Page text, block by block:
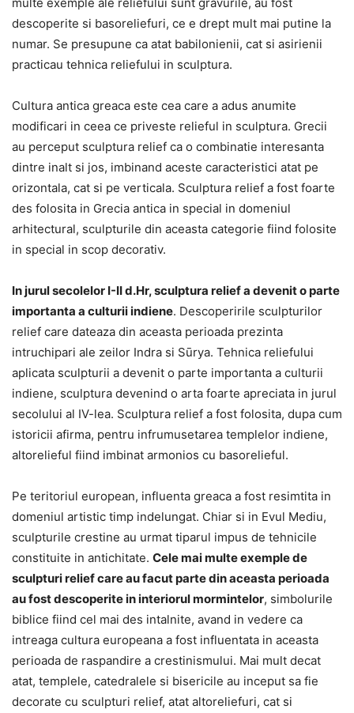
descoperite si basoreliefuri, ce e drept mult mai putine la
numar. Se presupune ca atat babilonienii, cat si asirienii
practicau tehnica reliefului in sculptura.
Cultura antica greaca este cea care a adus anumite
modificari in ceea ce priveste relieful in sculptura. Grecii
au perceput sculptura relief ca o combinatie interesanta
dintre inalt si jos, imbinand aceste caracteristici atat pe
orizontala, cat si pe verticala. Sculptura relief a fost foarte
des folosita in Grecia antica in special in domeniul
arhitectural, sculpturile din aceasta categorie fiind folosite
in special in scop decorativ.
In jurul secolelor I-II d.Hr, sculptura relief a devenit o parte
importanta a culturii indiene. Descoperirile sculpturilor
relief care dateaza din aceasta perioada prezinta
intruchipari ale zeilor Indra si Sūrya. Tehnica reliefului
aplicata sculpturii a devenit o parte importanta a culturii
indiene, sculptura devenind o arta foarte apreciata in jurul
secolului al IV-lea. Sculptura relief a fost folosita, dupa cum
istoricii afirma, pentru infrumusetarea templelor indiene,
altorelieful fiind imbinat armonios cu basorelieful.
Pe teritoriul european, influenta greaca a fost resimtita in
domeniul artistic timp indelungat. Chiar si in Evul Mediu,
sculpturile crestine au urmat tiparul impus de tehnicile
constituite in antichitate. Cele mai multe exemple de
sculpturi relief care au facut parte din aceasta perioada
au fost descoperite in interiorul mormintelor, simbolurile
biblice fiind cel mai des intalnite, avand in vedere ca
intreaga cultura europeana a fost influentata in aceasta
perioada de raspandire a crestinismului. Mai mult decat
atat, templele, catedralele si bisericile au inceput sa fie
decorate cu sculpturi relief, atat altoreliefuri, cat si